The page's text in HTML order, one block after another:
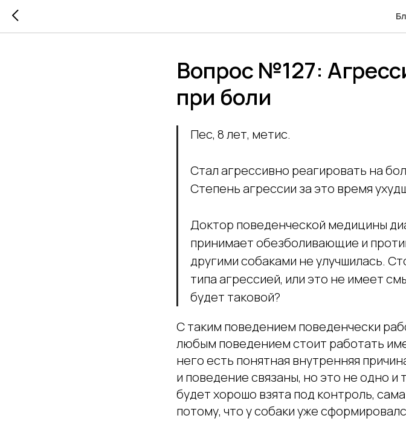
Вопрос №127:
при боли
Пес, 8 лет, метис.
Стал агрессивно реагировать на
Степень агрессии за это время
Доктор поведенческой медицины
принимает обезболивающие и
другими собаками не улучшилась.
типа агрессией, или это не имеет
будет таковой?
С таким поведением поведенчески
любым поведением стоит работать
него есть понятная внутренняя
и поведение связаны, но это не одно
будет хорошо взята под контроль,
потому, что у собаки уже